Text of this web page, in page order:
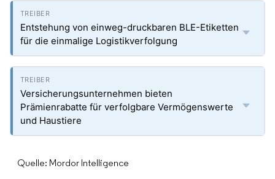
Entstehung von einweg-druckbaren BLE-Etiketten
für die einmalige Logistikverfolgung
Versicherungsunternehmen bieten
Prämienrabatte für verfolgbare Vermögenswerte
und Haustiere
Quelle: Mordor Intelligence